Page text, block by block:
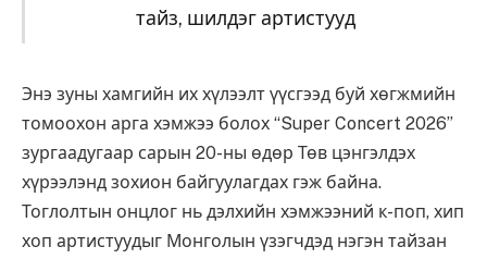
тайз, шилдэг артистууд
Энэ зуны хамгийн их хүлээлт үүсгээд буй хөгжмийн
томоохон арга хэмжээ болох “Super Concert 2026”
зургаадугаар сарын 20-ны өдөр Төв цэнгэлдэх
хүрээлэнд зохион байгуулагдах гэж байна.
Тоглолтын онцлог нь дэлхийн хэмжээний к-поп, хип
хоп артистуудыг Монголын үзэгчдэд нэгэн тайзан